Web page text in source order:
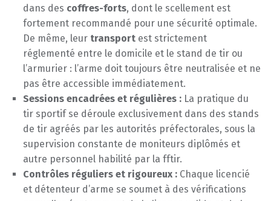
dans des coffres-forts, dont le scellement est
fortement recommandé pour une sécurité optimale.
De même, leur transport est strictement
réglementé entre le domicile et le stand de tir ou
l’armurier : l’arme doit toujours être neutralisée et ne
pas être accessible immédiatement.
Sessions encadrées et régulières : La pratique du
tir sportif se déroule exclusivement dans des stands
de tir agréés par les autorités préfectorales, sous la
supervision constante de moniteurs diplômés et
autre personnel habilité par la fftir.
Contrôles réguliers et rigoureux : Chaque licencié
et détenteur d’arme se soumet à des vérifications